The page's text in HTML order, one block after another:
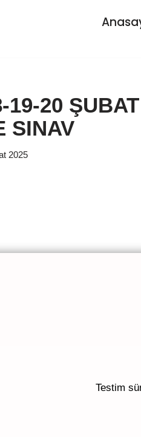
19-20
SINAV
2025
Testim